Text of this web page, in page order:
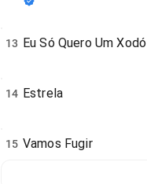
13 Eu Só Quero Um Xodó
14 Estrela
15 Vamos Fugir